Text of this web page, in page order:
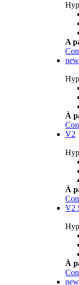
A
new
À
V2
À
V2
À
new